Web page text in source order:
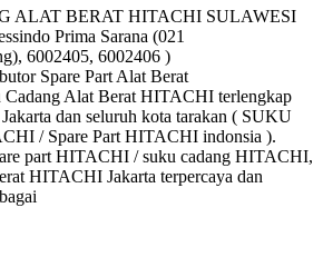
ALAT BERAT HITACHI SULAWESI
Prima Sarana (021
6002405, 6002406 )
Spare Part Alat Berat
Alat Berat HITACHI terlengkap
dan seluruh kota tarakan ( SUKU
/ Spare Part HITACHI indonsia ).
part HITACHI / suku cadang HITACHI,
HITACHI Jakarta terpercaya dan